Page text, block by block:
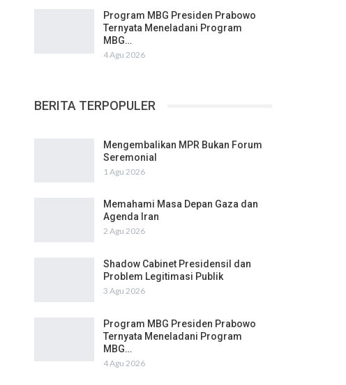
Program MBG Presiden Prabowo
Ternyata Meneladani Program
MBG…
4 Agu 2026
BERITA TERPOPULER
Mengembalikan MPR Bukan Forum
Seremonial
1 Agu 2026
Memahami Masa Depan Gaza dan
Agenda Iran
2 Agu 2026
Shadow Cabinet Presidensil dan
Problem Legitimasi Publik
3 Agu 2026
Program MBG Presiden Prabowo
Ternyata Meneladani Program
MBG…
4 Agu 2026